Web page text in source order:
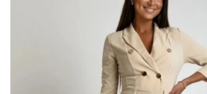
hvězdiček.